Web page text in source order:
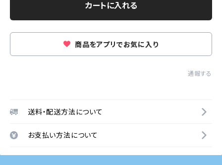
カートに入れる
商品をアプリでお気に入り
通報する
送料・配送方法について
お支払い方法について